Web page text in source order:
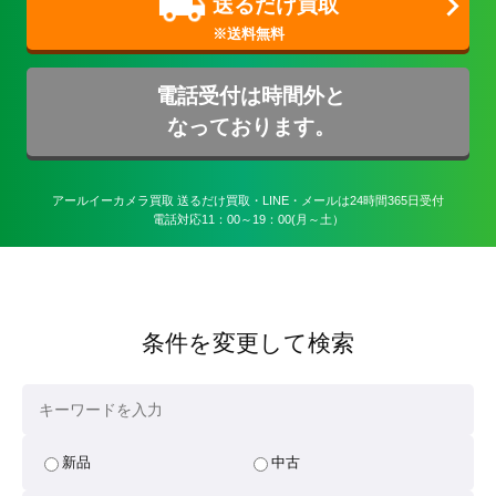
送るだけ買取
電話受付は時間外と
なっております。
アールイーカメラ買取 送るだけ買取・LINE・メールは24時間365日受付
電話対応11：00～19：00(月～土）
条件を変更して検索
新品 中古